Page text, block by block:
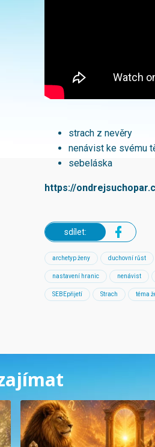
strach z nevěry
nenávist ke svému
sebeláska
https://
sdílet:
archetyp ženy duchovní růst
nastavení hranic nenávist
SEBEpřijetí Strach téma